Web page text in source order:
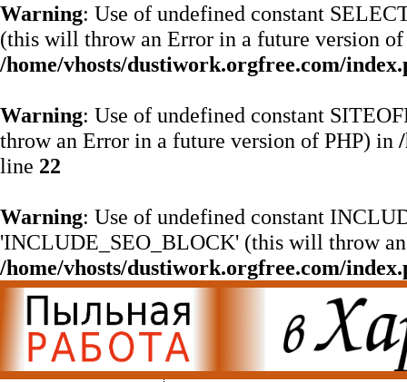
Warning: Use of undefined constant
(this will throw an Error in a future version
/home/vhosts/dustiwork.orgfree.com/
Warning: Use of undefined constant
throw an Error in a future version of PHP) in
line 22
Warning: Use of undefined constant
'INCLUDE_SEO_BLOCK' (this will throw
/home/vhosts/dustiwork.orgfree.com/